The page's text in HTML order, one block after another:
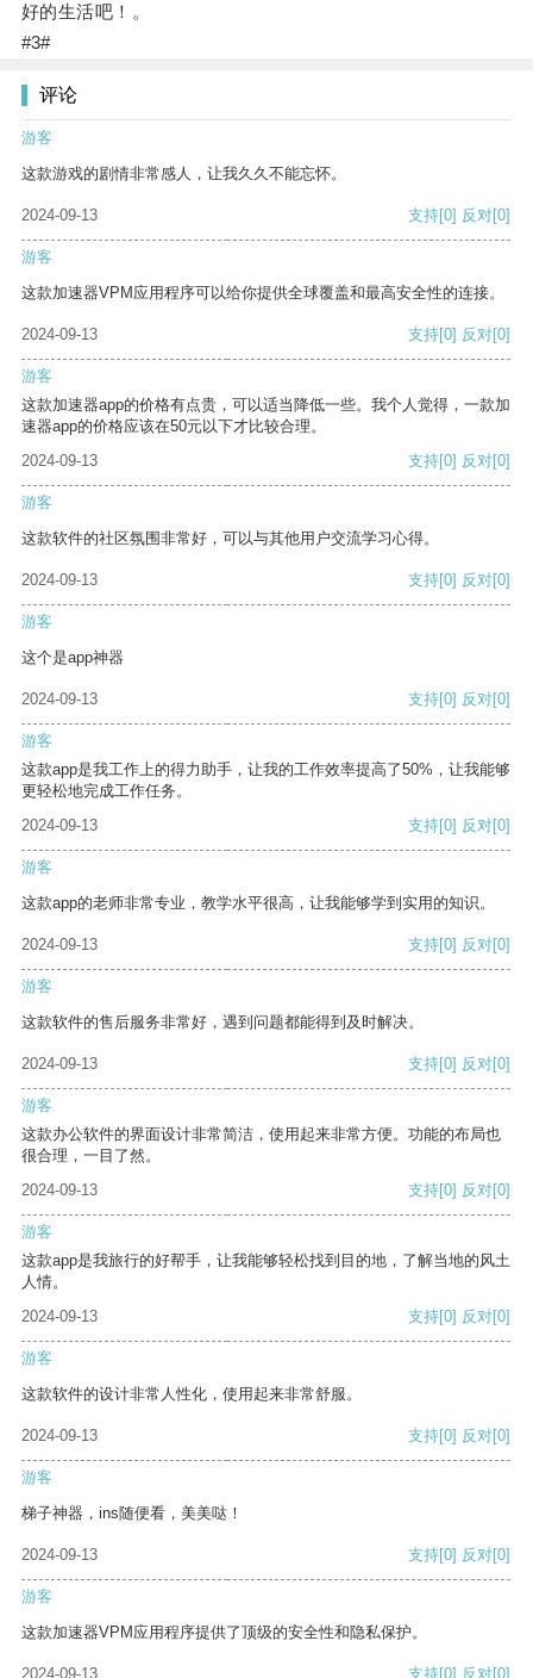
好的生活吧！。
#3#
评论
游客
这款游戏的剧情非常感人，让我久久不能忘怀。
2024-09-13 支持[0] 反对[0]
游客
这款加速器VPM应用程序可以给你提供全球覆盖和最高安全性的连接。
2024-09-13 支持[0] 反对[0]
游客
这款加速器app的价格有点贵，可以适当降低一些。我个人觉得，一款加
速器app的价格应该在50元以下才比较合理。
2024-09-13
支持[0] 反对[0]
游客
这款软件的社区氛围非常好，可以与其他用户交流学习心得。
2024-09-13 支持[0] 反对[0]
游客
这个是app神器
2024-09-13 支持[0] 反对[0]
游客
这款app是我工作上的得力助手，让我的工作效率提高了50%，让我能够
更轻松地完成工作任务。
2024-09-13
支持[0] 反对[0]
游客
这款app的老师非常专业，教学水平很高，让我能够学到实用的知识。
2024-09-13 支持[0] 反对[0]
游客
这款软件的售后服务非常好，遇到问题都能得到及时解决。
2024-09-13 支持[0] 反对[0]
游客
这款办公软件的界面设计非常简洁，使用起来非常方便。功能的布局也
很合理，一目了然。
2024-09-13
支持[0] 反对[0]
游客
这款app是我旅行的好帮手，让我能够轻松找到目的地，了解当地的风土
人情。
2024-09-13
支持[0] 反对[0]
游客
这款软件的设计非常人性化，使用起来非常舒服。
2024-09-13 支持[0] 反对[0]
游客
梯子神器，ins随便看，美美哒！
2024-09-13 支持[0] 反对[0]
游客
这款加速器VPM应用程序提供了顶级的安全性和隐私保护。
2024-09-13 支持[0] 反对[0]